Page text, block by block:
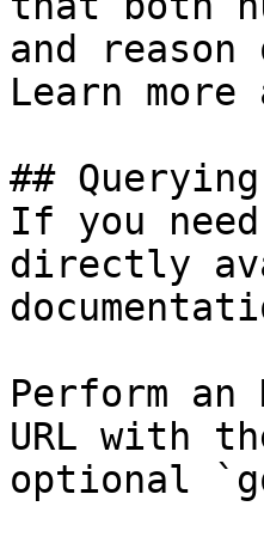
and
Learn
##
If you
directly
Perform an
URL with
optional